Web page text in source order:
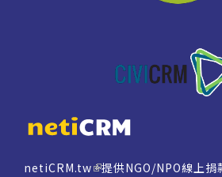
netiCRM.tw
提供NGO/NPO線上捐